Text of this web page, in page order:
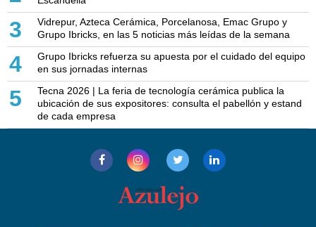
3
Vidrepur, Azteca Cerámica, Porcelanosa, Emac Grupo y
Grupo Ibricks, en las 5 noticias más leídas de la semana
4
Grupo Ibricks refuerza su apuesta por el cuidado del equipo
en sus jornadas internas
5
Tecna 2026 | La feria de tecnología cerámica publica la
ubicación de sus expositores: consulta el pabellón y estand
de cada empresa